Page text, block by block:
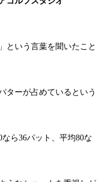
という言葉を聞いたこと
ターが占めているという
ら36パット、平均80な